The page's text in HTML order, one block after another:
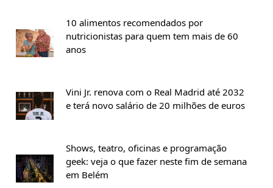
10 alimentos recomendados por
nutricionistas para quem tem mais de 60
anos
Vini Jr. renova com o Real Madrid até 2032
e terá novo salário de 20 milhões de euros
Shows, teatro, oficinas e programação
geek: veja o que fazer neste fim de semana
em Belém